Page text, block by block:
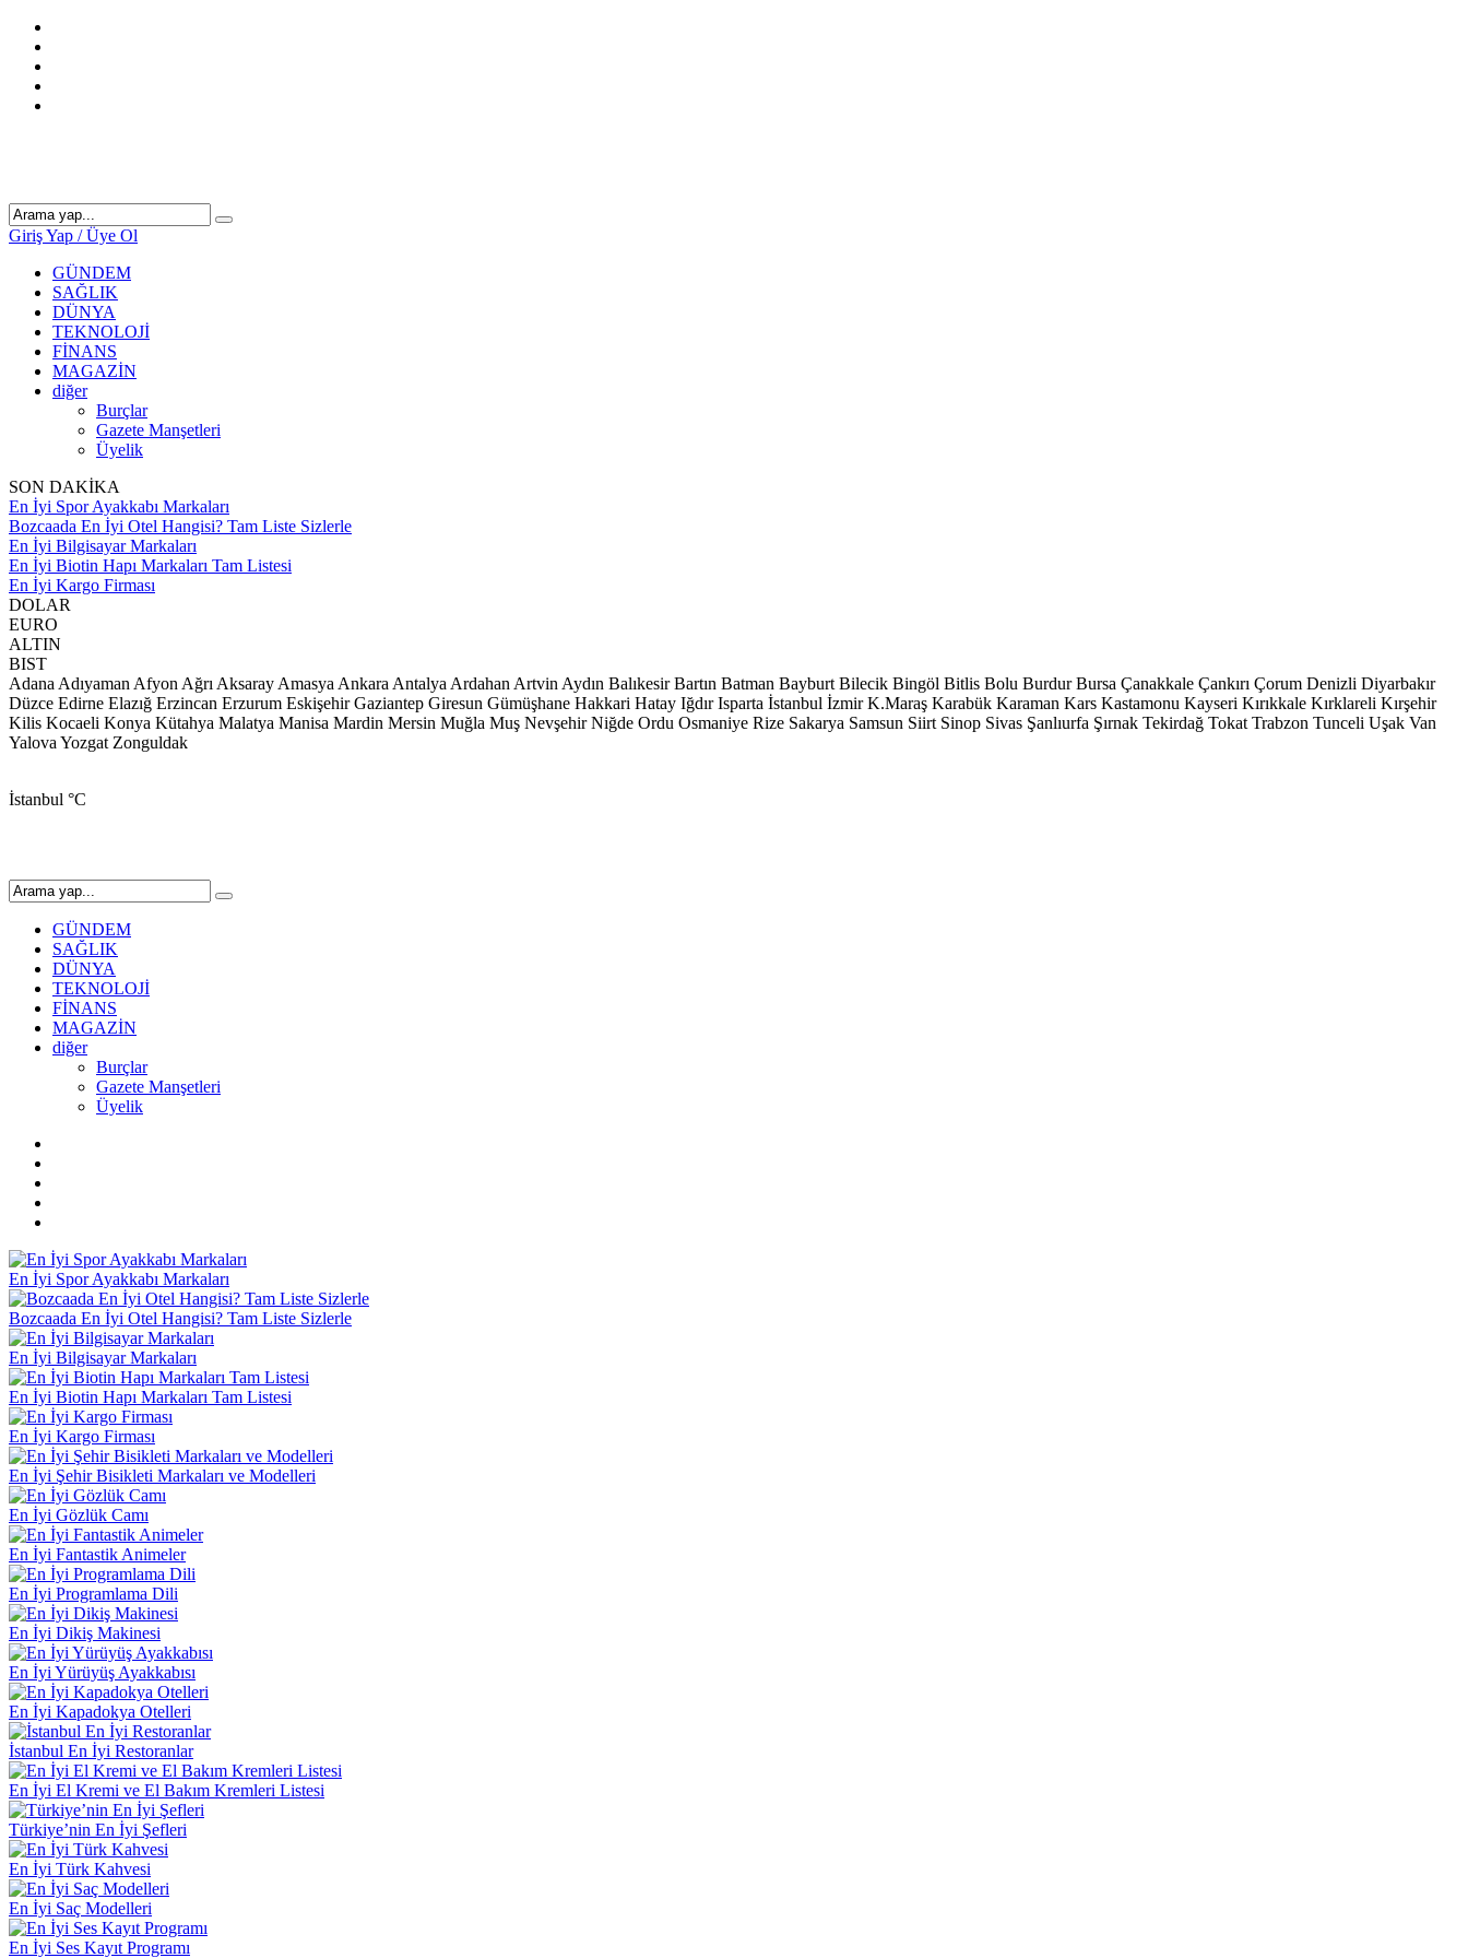
Giriş Yap / Üye Ol
GÜNDEM
SAĞLIK
DÜNYA
TEKNOLOJİ
FİNANS
MAGAZİN
diğer
Burçlar
Gazete Manşetleri
Üyelik
SON DAKİKA
En İyi Spor Ayakkabı Markaları
Bozcaada En İyi Otel Hangisi? Tam Liste Sizlerle
En İyi Bilgisayar Markaları
En İyi Biotin Hapı Markaları Tam Listesi
En İyi Kargo Firması
DOLAR
EURO
ALTIN
BIST
Adana Adıyaman Afyon Ağrı Aksaray Amasya Ankara Antalya Ardahan Artvin Aydın Balıkesir Bartın Batman Bayburt Bilecik Bingöl Bitlis Bolu Burdur Bursa Çanakkale Çankırı Çorum Denizli Diyarbakır
Düzce Edirne Elazığ Erzincan Erzurum Eskişehir Gaziantep Giresun Gümüşhane Hakkari Hatay Iğdır Isparta İstanbul İzmir K.Maraş Karabük Karaman Kars Kastamonu Kayseri Kırıkkale Kırklareli Kırşehir
Kilis Kocaeli Konya Kütahya Malatya Manisa Mardin Mersin Muğla Muş Nevşehir Niğde Ordu Osmaniye Rize Sakarya Samsun Siirt Sinop Sivas Şanlıurfa Şırnak Tekirdağ Tokat Trabzon Tunceli Uşak Van
Yalova Yozgat Zonguldak
İstanbul °C
GÜNDEM
SAĞLIK
DÜNYA
TEKNOLOJİ
FİNANS
MAGAZİN
diğer
Burçlar
Gazete Manşetleri
Üyelik
En İyi Spor Ayakkabı Markaları
Bozcaada En İyi Otel Hangisi? Tam Liste Sizlerle
En İyi Bilgisayar Markaları
En İyi Biotin Hapı Markaları Tam Listesi
En İyi Kargo Firması
En İyi Şehir Bisikleti Markaları ve Modelleri
En İyi Gözlük Camı
En İyi Fantastik Animeler
En İyi Programlama Dili
En İyi Dikiş Makinesi
En İyi Yürüyüş Ayakkabısı
En İyi Kapadokya Otelleri
İstanbul En İyi Restoranlar
En İyi El Kremi ve El Bakım Kremleri Listesi
Türkiye’nin En İyi Şefleri
En İyi Türk Kahvesi
En İyi Saç Modelleri
En İyi Ses Kayıt Programı